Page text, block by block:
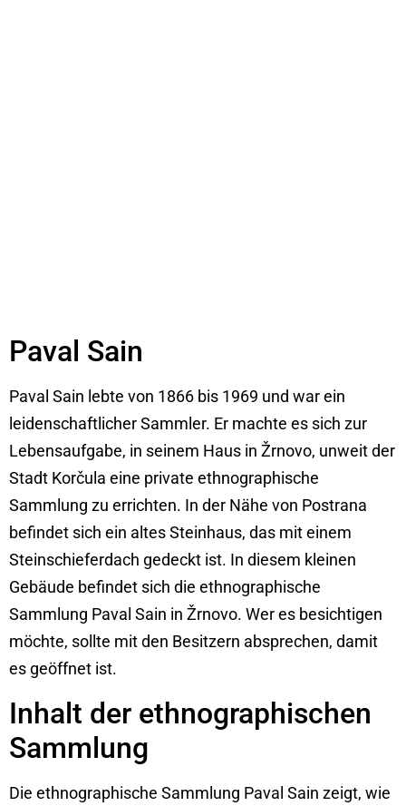
Paval Sain
Paval Sain lebte von 1866 bis 1969 und war ein
leidenschaftlicher Sammler. Er machte es sich zur
Lebensaufgabe, in seinem Haus in Žrnovo, unweit der
Stadt Korčula eine private ethnographische
Sammlung zu errichten. In der Nähe von Postrana
befindet sich ein altes Steinhaus, das mit einem
Steinschieferdach gedeckt ist. In diesem kleinen
Gebäude befindet sich die ethnographische
Sammlung Paval Sain in Žrnovo. Wer es besichtigen
möchte, sollte mit den Besitzern absprechen, damit
es geöffnet ist.
Inhalt der ethnographischen
Sammlung
Die ethnographische Sammlung Paval Sain zeigt, wie